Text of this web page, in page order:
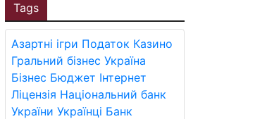
Tags
Азартні ігри Податок Казино
Гральний бізнес Україна
Бізнес Бюджет Інтернет
Ліцензія Національний банк
України Українці Банк